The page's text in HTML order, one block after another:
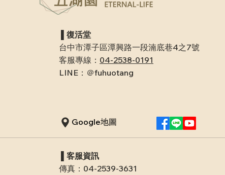
​ ▌復活堂
台中市潭子區潭興路一段湳底巷4之7號
客服專線： 04-2538-0191
LINE：＠fuhuotang
Google地圖
​ ▌客服資訊
傳真：04-2539-3631